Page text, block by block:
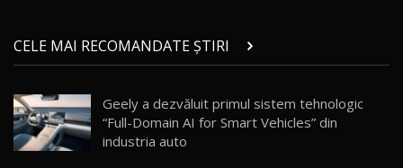
21
Micul BYD Dolphin Surf / Test Drive
AutoBlog.MD
16:59
22
Noua Mazda 6e / Test Drive AutoBlog.MD
26:59
CELE MAI RECOMANDATE ȘTIRI
Geely a dezvăluit primul sistem tehnologic
“Full-Domain AI for Smart Vehicles” din
industria auto